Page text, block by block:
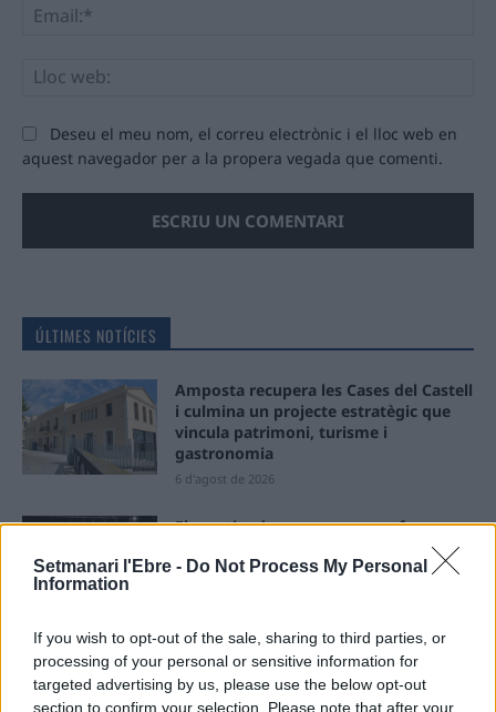
Setmanari l'Ebre - Do Not Process My Personal
Information
If you wish to opt-out of the sale, sharing to third parties, or
processing of your personal or sensitive information for
targeted advertising by us, please use the below opt-out
section to confirm your selection. Please note that after your
Deseu el meu nom, el correu electrònic i el lloc web en
aquest navegador per a la propera vegada que comenti.
ÚLTIMES NOTÍCIES
Amposta recupera les Cases del Castell
i culmina un projecte estratègic que
vincula patrimoni, turisme i
gastronomia
6 d'agost de 2026
Els vestits de paper guanyen força
enguany amb més modistes i gairebé
40 peces a concurs
“L’eclipsi serà una oportunitat també
per a gaudir de les Festes Majors
d’Amposta”